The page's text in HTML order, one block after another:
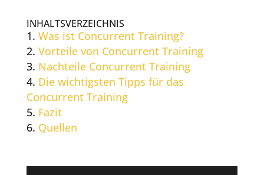
INHALTSVERZEICHNIS
Was ist Concurrent Training?
Vorteile von Concurrent Training
Nachteile Concurrent Training
Die wichtigsten Tipps für das
Concurrent Training
Fazit
Quellen